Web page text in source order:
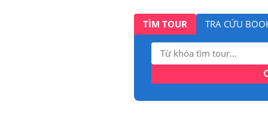
TÌM TOUR TRA CỨU
Tìm
kiếm: